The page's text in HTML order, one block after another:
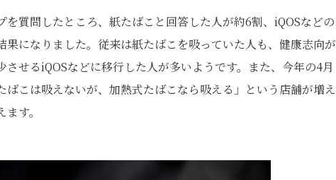
質問したところ、紙たばこと回答した人が約6割、iQOSなどの
になりました。従来は紙たばこを吸っていた人も、健康志向が
せるiQOSなどに移行した人が多いようです。また、今年の4月
こは吸えないが、加熱式たばこなら吸える」という店舗が増え
す。